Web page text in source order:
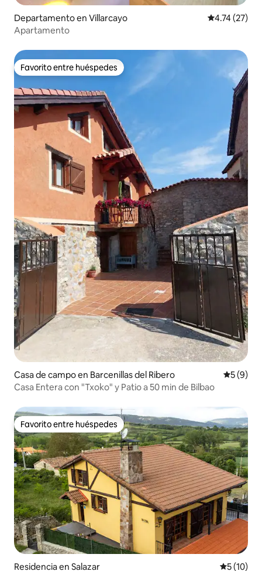
Departamento en Villarcayo Calificación
4.74 (27)
Apartamento
Favorito entre huéspedes
Favorito entre huéspedes
Casa de campo en Barcenillas del Ribero
5 (9)
Casa Entera con "Txoko" y Patio a 50 min de Bilbao
Favorito entre huéspedes
Favorito entre huéspedes
Residencia en Salazar
5 (10)